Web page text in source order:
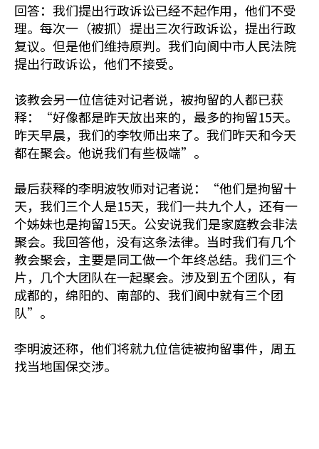
回答：我们提出行政诉讼已经不起作用，他们不受
理。每次一（被抓）提出三次行政诉讼，提出行政
复议。但是他们维持原判。我们向阆中市人民法院
提出行政诉讼，他们不接受。
该教会另一位信徒对记者说，被拘留的人都已获
释：“好像都是昨天放出来的，最多的拘留15天。
昨天早晨，我们的李牧师出来了。我们昨天和今天
都在聚会。他说我们有些极端”。
最后获释的李明波牧师对记者说：“他们是拘留十
天，我们三个人是15天，我们一共九个人，还有一
个姊妹也是拘留15天。公安说我们是家庭教会非法
聚会。我回答他，没有这条法律。当时我们有几个
教会聚会，主要是同工做一个年终总结。我们三个
片，几个大团队在一起聚会。涉及到五个团队，有
成都的，绵阳的、南部的、我们阆中就有三个团
队”。
李明波还称，他们将就九位信徒被拘留事件，周五
找当地国保交涉。